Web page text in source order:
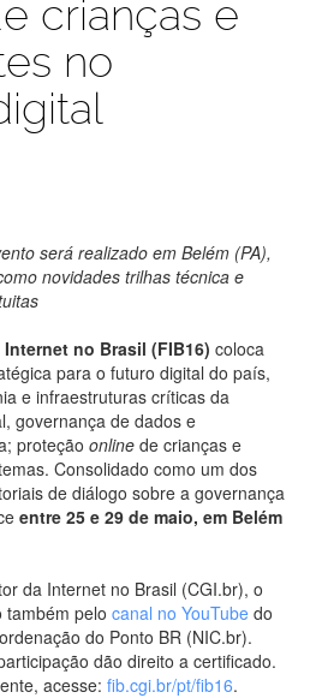
crianças e
no
será realizado em Belém (PA),
novidades trilhas técnica e
no Brasil (FIB16) coloca
para o futuro digital do país,
e infraestruturas críticas da
governança de dados e
proteção online de crianças e
Consolidado como um dos
de diálogo sobre a governança
entre 25 e 29 de maio, em Belém
da Internet no Brasil (CGI.br), o
também pelo canal no YouTube do
do Ponto BR (NIC.br).
dão direito a certificado.
acesse: fib.cgi.br/pt/fib16.